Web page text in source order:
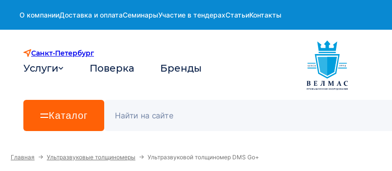
О компанииДоставка и оплатаСеминарыУчастие в тендерахСтатьиКонтакты
Санкт-Петербург
Услуги Поверка Бренды
Каталог
Главная → Ультразвуковые толщиномеры → Ультразвуковой толщиномер DMS Go+